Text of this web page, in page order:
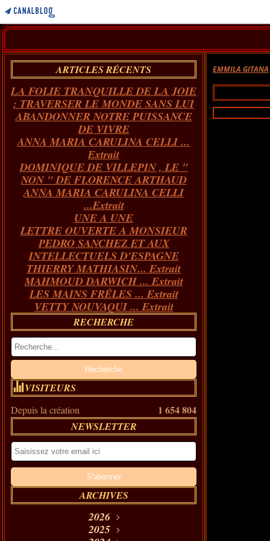
ARTICLES RÉCENTS
LA FOLIE TRANQUILLE DE LA JOIE
: TRAVERSER LE MONDE SANS LUI
ABANDONNER NOTRE PUISSANCE
DE VIVRE
ANNA MARIA CARULINA CELLI ...
Extrait
DOMINIQUE DE VILLEPIN , LE "
NON " DE FLORENCE ARTHAUD
ANNA MARIA CARULINA CELLI
...Extrait
UNE A UNE
LETTRE OUVERTE A MONSIEUR
PEDRO SANCHEZ ET AUX
INTELLECTUELS D'ESPAGNE
THIERRY MATHIASIN... Extrait
MAHMOUD DARWICH ... Extrait
LES MAINS FRÊLES ... Extrait
VETTY NOUVAQUI ... Extrait
RECHERCHE
VISITEURS
Depuis la création 1 654 804
NEWSLETTER
ARCHIVES
2026
Août(11)
2025
EMMILA GITANA